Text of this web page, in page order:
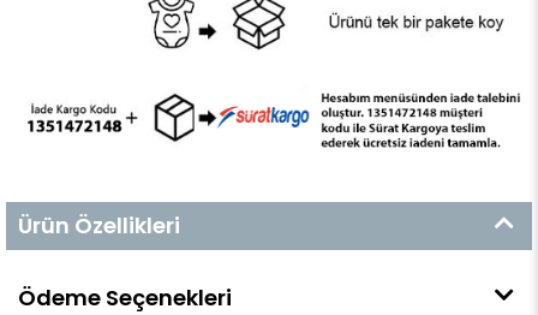
Ürün Özellikleri
Ödeme Seçenekleri